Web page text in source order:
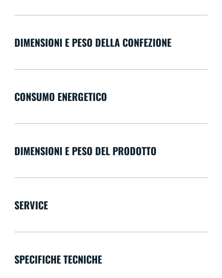
DIMENSIONI E PESO DELLA CONFEZIONE
CONSUMO ENERGETICO
DIMENSIONI E PESO DEL PRODOTTO
SERVICE
SPECIFICHE TECNICHE